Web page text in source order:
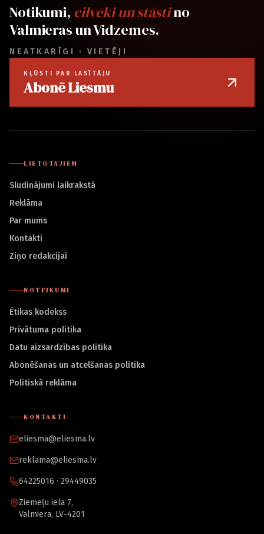
Notikumi, cilvēki un stāstino
Valmieras un Vidzemes.
NEATKARĪGI · VIETĒJI
KĻŪSTI PAR LASĪTĀJU
Abonē Liesmu
LIETOTĀJIEM
Sludinājumi laikrakstā
Reklāma
Par mums
Kontakti
Ziņo redakcijai
NOTEIKUMI
Ētikas kodekss
Privātuma politika
Datu aizsardzības politika
Abonēšanas un atcelšanas politika
Politiskā reklāma
KONTAKTI
eliesma@eliesma.lv
reklama@eliesma.lv
64225016 · 29449035
Ziemeļu iela 7,
Valmiera, LV-4201